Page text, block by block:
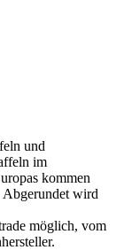
und
im
kommen
Abgerundet wird
möglich, vom